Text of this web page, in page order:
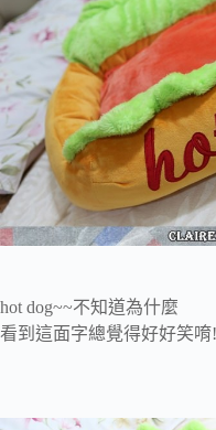
hot dog~~不知道為什麼
看到這面字總覺得好好笑唷!